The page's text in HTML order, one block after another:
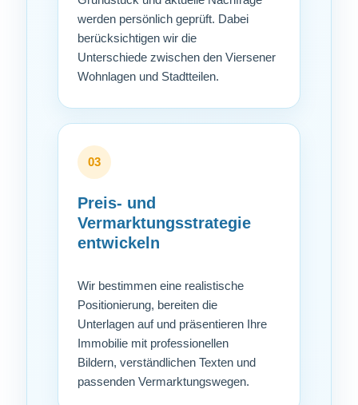
werden persönlich geprüft. Dabei
berücksichtigen wir die
Unterschiede zwischen den Viersener
Wohnlagen und Stadtteilen.
03
Preis- und
Vermarktungsstrategie
entwickeln
Wir bestimmen eine realistische
Positionierung, bereiten die
Unterlagen auf und präsentieren Ihre
Immobilie mit professionellen
Bildern, verständlichen Texten und
passenden Vermarktungswegen.